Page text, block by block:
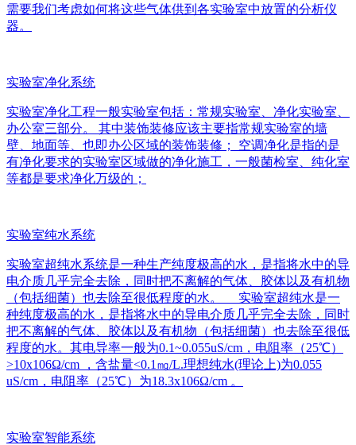
需要我们考虑如何将这些气体供到各实验室中放置的分析仪
器。
实验室净化系统
实验室净化工程一般实验室包括：常规实验室、净化实验室、
办公室三部分。 其中装饰装修应该主要指常规实验室的墙
壁、地面等、也即办公区域的装饰装修； 空调净化是指的是
有净化要求的实验室区域做的净化施工，一般菌检室、纯化室
等都是要求净化万级的；
实验室纯水系统
实验室超纯水系统是一种生产纯度极高的水，是指将水中的导
电介质几乎完全去除，同时把不离解的气体、胶体以及有机物
（包括细菌）也去除至很低程度的水。 实验室超纯水是一
种纯度极高的水，是指将水中的导电介质几乎完全去除，同时
把不离解的气体、胶体以及有机物（包括细菌）也去除至很低
程度的水。其电导率一般为0.1~0.055uS/cm，电阻率（25℃）
>10x106Ω/cm ，含盐量<0.1㎎/L.理想纯水(理论上)为0.055
uS/cm，电阻率（25℃）为18.3x106Ω/cm 。
实验室智能系统